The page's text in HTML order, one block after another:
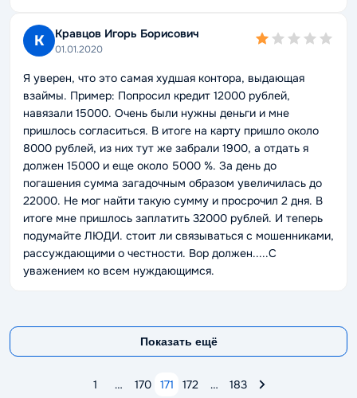
К Кравцов Игорь Борисович
01.01.2020
Я уверен, что это самая худшая контора, выдающая
взаймы. Пример: Попросил кредит 12000 рублей,
навязали 15000. Очень были нужны деньги и мне
пришлось согласиться. В итоге на карту пришло около
8000 рублей, из них тут же забрали 1900, а отдать я
должен 15000 и еще около 5000 %. За день до
погашения сумма загадочным образом увеличилась до
22000. Не мог найти такую сумму и просрочил 2 дня. В
итоге мне пришлось заплатить 32000 рублей. И теперь
подумайте ЛЮДИ. стоит ли связываться с мошенниками,
рассуждающими о честности. Вор должен.....C
уважением ко всем нуждающимся.
Показать ещё
1 … 170 171 172 … 183